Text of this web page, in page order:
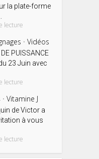
la plate-forme
lecture
• Vidéos
PUISSANCE
23 Juin avec
lecture
• Vitamine J
de Victor a
à vous
lecture